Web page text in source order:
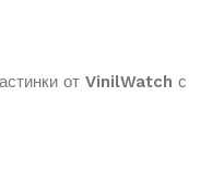
от VinilWatch с